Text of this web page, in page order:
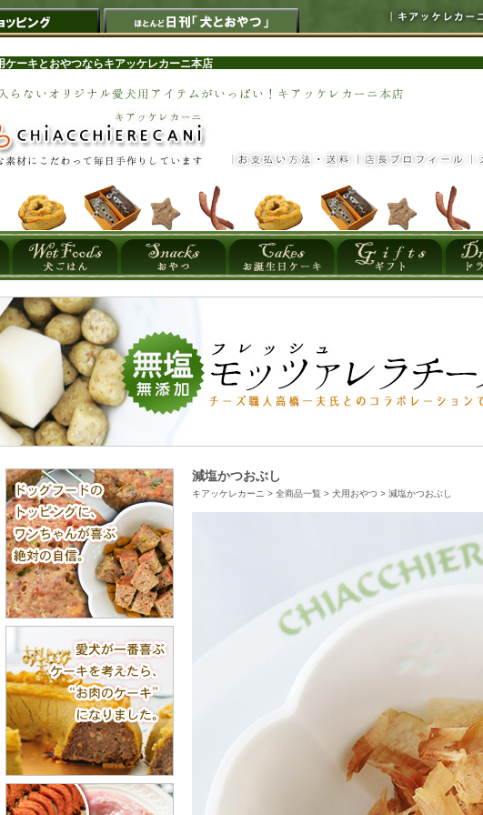
ケーキとおやつならキアッケレカーニ本店
減塩かつおぶし
キアッケレカーニ > 全商品一覧 > 犬用おやつ > 減塩かつおぶし